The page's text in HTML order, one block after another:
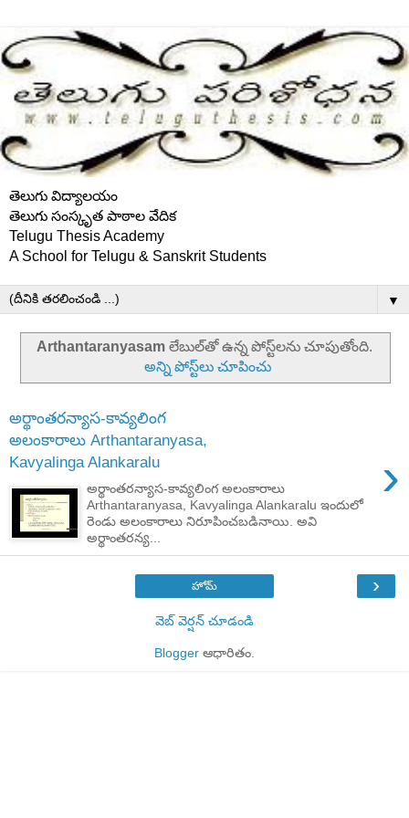
తెలుగు విద్యాలయం
తెలుగు సంస్కృత పాఠాల వేదిక
Telugu Thesis Academy
A School for Telugu & Sanskrit Students
▼
Arthantaranyasam లేబుల్‌తో ఉన్న పోస్ట్‌లను చూపుతోంది.
అన్ని పోస్ట్‌లు చూపించు
అర్థాంతరన్యాస-కావ్యలింగ
అలంకారాలు Arthantaranyasa,
Kavyalinga Alankaralu
›
అర్థాంతరన్యాస-కావ్యలింగ అలంకారాలు
Arthantaranyasa, Kavyalinga Alankaralu ఇందులో
రెండు అలంకారాలు నిరూపించబడినాయి. అవి
అర్థాంతరన్య...
›
హోమ్
వెబ్ వెర్షన్‌ చూడండి
Blogger ఆధారితం.